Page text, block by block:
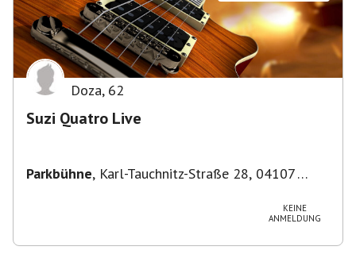
Doza, 62
Suzi Quatro Live
Parkbühne, Karl-Tauchnitz-Straße 28, 04107
KEINE
ANMELDUNG